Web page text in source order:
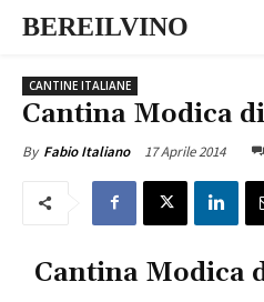
BEREILVINO
CANTINE ITALIANE
Cantina Modica
By Fabio Italiano 17 Aprile 2014
Cantina Modica